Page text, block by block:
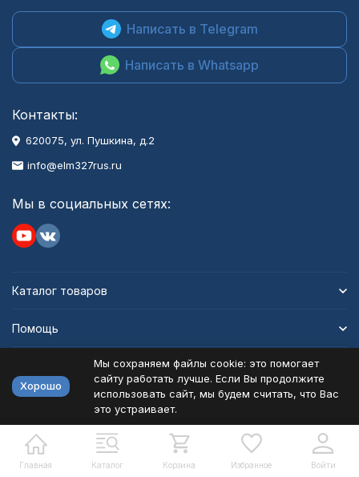
Главная Каталог Корзина Избранное Войти
Написать в Telegram
Написать в Whatsapp
Контакты:
620075, ул. Пушкина, д.2
info@elm327rus.ru
Мы в социальных сетях:
Каталог товаров
Помощь
Политика персональных данных
Разработано в bodysite.ru
Хорошо
Мы сохраняем файлы cookie: это помогает
сайту работать лучше. Если Вы продолжите
использовать сайт, мы будем считать, что Вас
это устраивает.